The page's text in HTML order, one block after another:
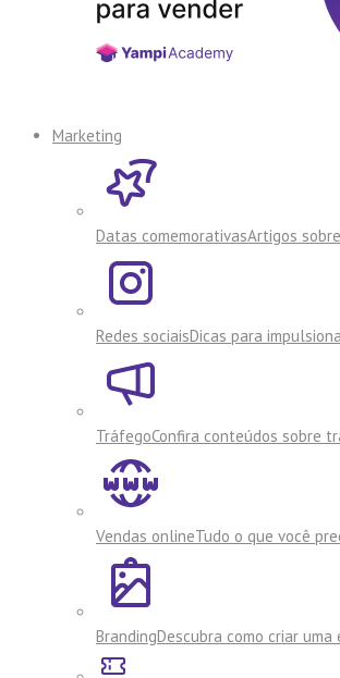
Marketing
Datas comemorativasArtigos
Redes sociaisDicas para
TráfegoConfira conteúdos sobre
Vendas onlineTudo o que você
BrandingDescubra como criar